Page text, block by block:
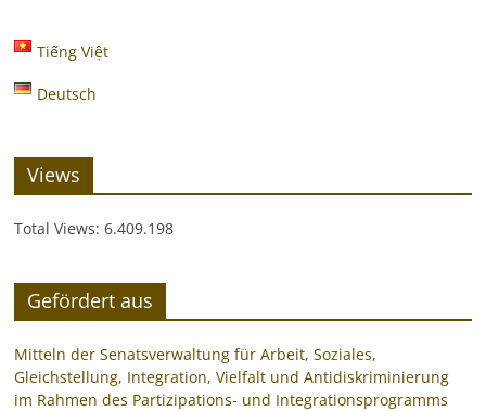
Tiếng Việt
Deutsch
Views
Total Views:6.409.198
Gefördert aus
Mitteln der Senatsverwaltung für Arbeit, Soziales,
Gleichstellung, Integration, Vielfalt und Antidiskriminierung
im Rahmen des Partizipations- und Integrationsprogramms